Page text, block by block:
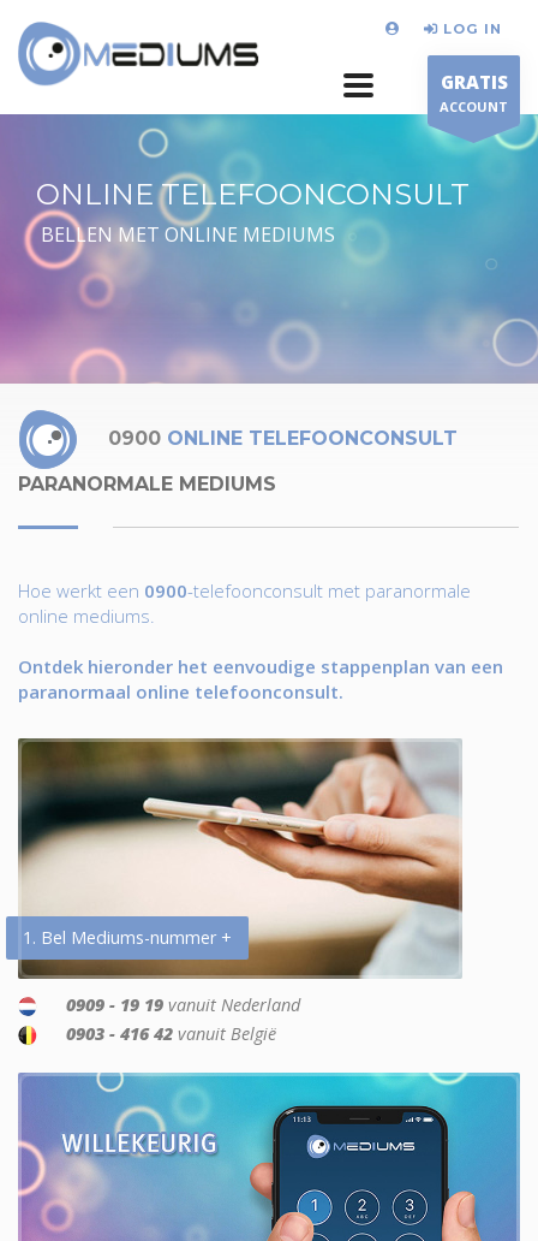
LOG IN
GRATIS
ACCOUNT
ONLINE TELEFOONCONSULT
BELLEN MET ONLINE MEDIUMS
0900 ONLINE TELEFOONCONSULT
PARANORMALE MEDIUMS
Hoe werkt een 0900-telefoonconsult met paranormale
online mediums.
Ontdek hieronder het eenvoudige stappenplan van een
paranormaal online telefoonconsult.
1. Bel Mediums-nummer +
0909 - 19 19 vanuit Nederland
0903 - 416 42 vanuit België